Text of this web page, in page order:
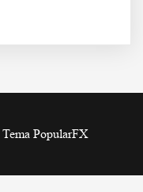
Tema PopularFX